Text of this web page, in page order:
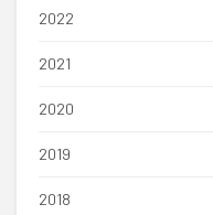
2022
2021
2020
2019
2018